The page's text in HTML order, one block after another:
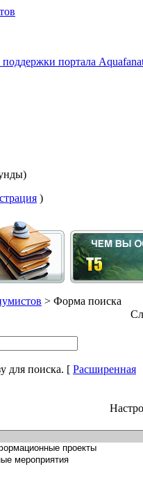
)
> Форма поиска
для поиска. [ Расширенная